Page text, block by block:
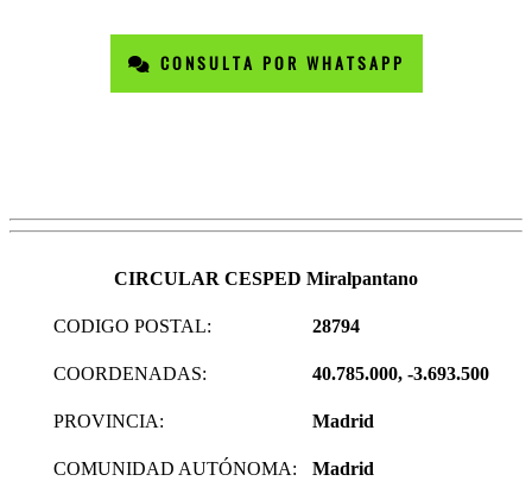
CONSULTA POR WHATSAPP
CIRCULAR CESPED Miralpantano
CODIGO POSTAL: 28794
COORDENADAS: 40.785.000, -3.693.500
PROVINCIA: Madrid
COMUNIDAD AUTÓNOMA: Madrid